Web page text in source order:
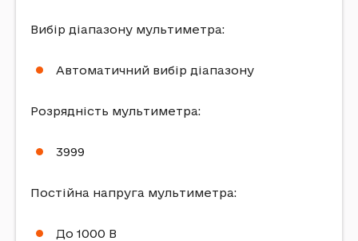
Вибір діапазону мультиметра:
Автоматичний вибір діапазону
Розрядність мультиметра:
3999
Постійна напруга мультиметра:
До 1000 В